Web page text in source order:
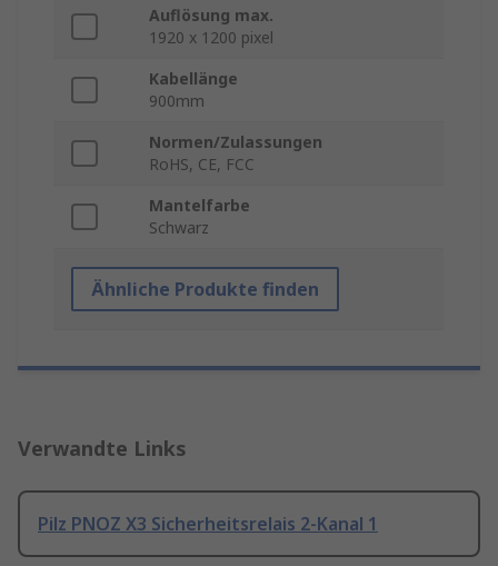
Auflösung max.
1920 x 1200 pixel
Kabellänge
900mm
Normen/Zulassungen
RoHS, CE, FCC
Mantelfarbe
Schwarz
Ähnliche Produkte finden
Verwandte Links
Pilz PNOZ X3 Sicherheitsrelais 2-Kanal 1